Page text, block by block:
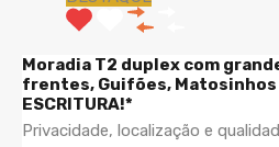
Moradia T2 duplex com
frentes, Guifões, Matosinhos
ESCRITURA!*
Privacidade, localização e